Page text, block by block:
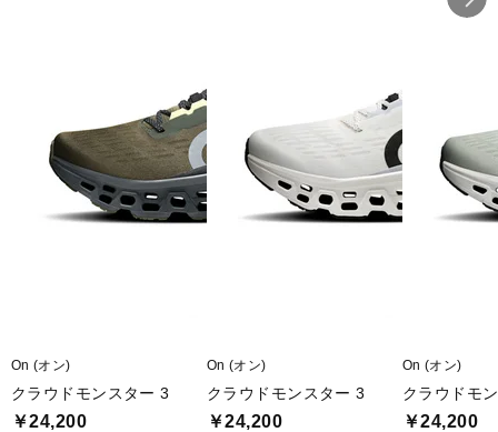
On (オン)
クラウドモンスター 3
￥24,200
On (オン)
クラウドモンスター 3
￥24,200
On (オン)
クラウドモ
￥24,200